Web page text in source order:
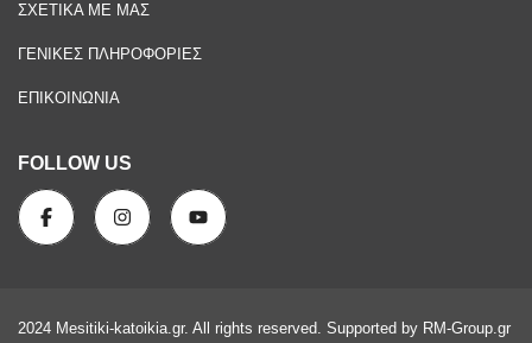
ΣΧΕΤΙΚΑ ΜΕ ΜΑΣ
ΓΕΝΙΚΕΣ ΠΛΗΡΟΦΟΡΙΕΣ
ΕΠΙΚΟΙΝΩΝΙΑ
FOLLOW US
2024 Mesitiki-katoikia.gr. All rights reserved. Supported by RM-Group.gr